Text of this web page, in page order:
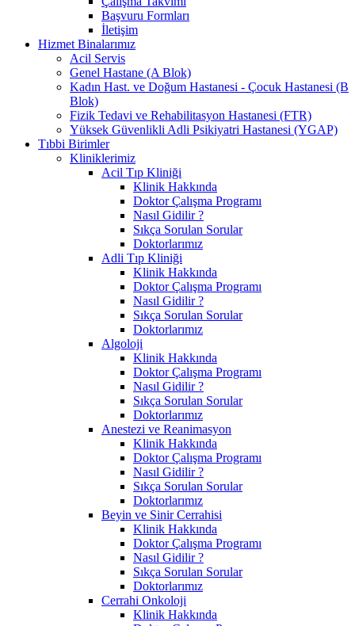
Başvuru Formları
İletişim
Hizmet Binalarımız
Acil Servis
Genel Hastane (A Blok)
Kadın Hast. ve Doğum Hastanesi - Çocuk Hastanesi (B
Blok)
Fizik Tedavi ve Rehabilitasyon Hastanesi (FTR)
Yüksek Güvenlikli Adli Psikiyatri Hastanesi (YGAP)
Tıbbi Birimler
Kliniklerimiz
Acil Tıp Kliniği
Klinik Hakkında
Doktor Çalışma Programı
Nasıl Gidilir ?
Sıkça Sorulan Sorular
Doktorlarımız
Adli Tıp Kliniği
Klinik Hakkında
Doktor Çalışma Programı
Nasıl Gidilir ?
Sıkça Sorulan Sorular
Doktorlarımız
Algoloji
Klinik Hakkında
Doktor Çalışma Programı
Nasıl Gidilir ?
Sıkça Sorulan Sorular
Doktorlarımız
Anestezi ve Reanimasyon
Klinik Hakkında
Doktor Çalışma Programı
Nasıl Gidilir ?
Sıkça Sorulan Sorular
Doktorlarımız
Beyin ve Sinir Cerrahisi
Klinik Hakkında
Doktor Çalışma Programı
Nasıl Gidilir ?
Sıkça Sorulan Sorular
Doktorlarımız
Cerrahi Onkoloji
Klinik Hakkında